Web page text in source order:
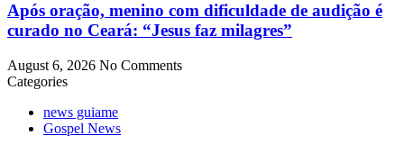
Após oração, menino com dificuldade de audição é
curado no Ceará: “Jesus faz milagres”
August 6, 2026 No Comments
Categories
news guiame
Gospel News